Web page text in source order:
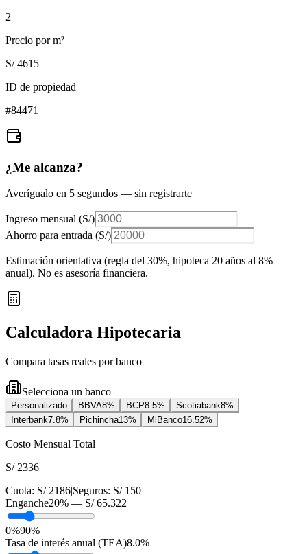
2
Precio por m²
S/ 4615
ID de propiedad
#84471
¿Me alcanza?
Averígualo en 5 segundos — sin registrarte
Ingreso mensual (S/)
Ahorro para entrada (S/)
Estimación orientativa (regla del 30%, hipoteca 20 años al 8%
anual). No es asesoría financiera.
Calculadora Hipotecaria
Compara tasas reales por banco
Selecciona un banco
Personalizado BBVA8% BCP8.5% Scotiabank8%
Interbank7.8% Pichincha13% MiBanco16.52%
Costo Mensual Total
S/ 2336
Cuota: S/ 2186|Seguros: S/ 150
Enganche20% — S/ 65.322
0%90%
Tasa de interés anual (TEA)8.0%